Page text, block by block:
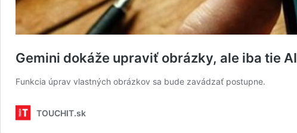
Gemini dokáže upraviť obrázky, ale iba tie AI
Funkcia úprav vlastných obrázkov sa bude zavádzať postupne.
TOUCHIT.sk